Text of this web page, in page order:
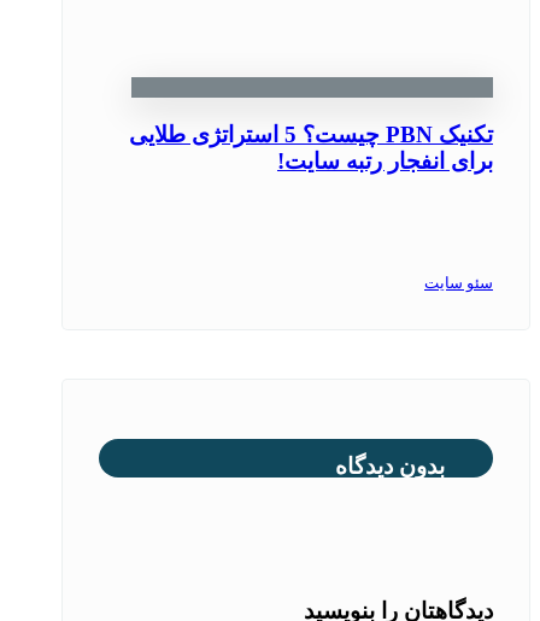
تکنیک PBN چیست؟ 5 استراتژی طلایی
برای انفجار رتبه سایت!
سئو سایت
بدون دیدگاه
دیدگاهتان را بنویسید